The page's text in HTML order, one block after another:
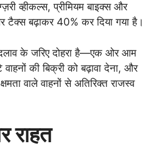
व्हीकल्स, प्रीमियम बाइक्स और
टैक्स बढ़ाकर 40% कर दिया गया है।
के जरिए दोहरा है—एक ओर आम
की बिक्री को बढ़ावा देना, और
वाले वाहनों से अतिरिक्त राजस्व
राहत